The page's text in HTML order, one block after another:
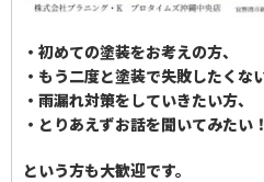
・初めての塗装をお考えの方、
・もう二度と塗装で失敗したくな
・雨漏れ対策をしていきたい方、
・とりあえずお話を聞いてみたい
という方も大歓迎です。